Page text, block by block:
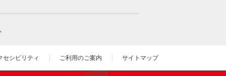
セシビリティ ご利用のご案内 サイトマップ